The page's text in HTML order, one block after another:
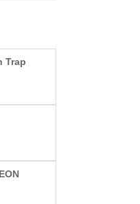
Trap